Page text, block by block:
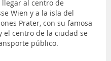
al centro de
Wien y a la isla del
Prater, con su famosa
el centro de la ciudad se
público.